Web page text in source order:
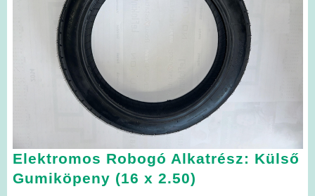
Elektromos Robogó Alkatrész: Külső
Gumiköpeny (16 x 2.50)